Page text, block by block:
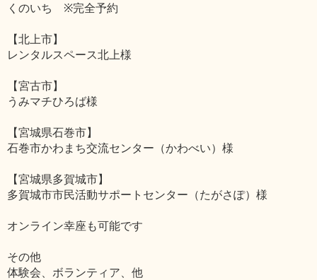
くのいち ※完全予約
【北上市】
レンタルスペース北上様
【宮古市】
うみマチひろば様
【宮城県石巻市】
石巻市かわまち交流センター（かわべい）様
【宮城県多賀城市】
多賀城市市民活動サポートセンター（たがさぽ）様
オンライン幸座も可能です
その他
体験会、ボランティア、他